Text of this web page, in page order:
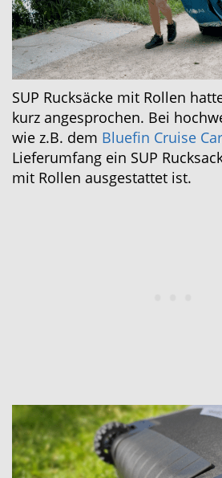
SUP Rucksäcke mit Rollen
kurz angesprochen. Bei
wie z.B. dem Bluefin Cruise
Lieferumfang ein SUP
mit Rollen ausgestattet ist.